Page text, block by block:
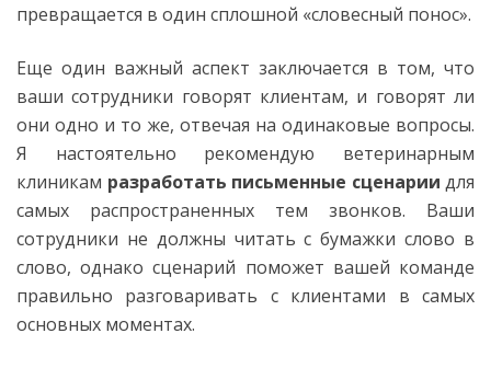
превращается в один сплошной «словесный понос».
Еще один важный аспект заключается в том, что
ваши сотрудники говорят клиентам, и говорят ли
они одно и то же, отвечая на одинаковые вопросы.
Я настоятельно рекомендую ветеринарным
клиникам разработать письменные сценарии для
самых распространенных тем звонков. Ваши
сотрудники не должны читать с бумажки слово в
слово, однако сценарий поможет вашей команде
правильно разговаривать с клиентами в самых
основных моментах.